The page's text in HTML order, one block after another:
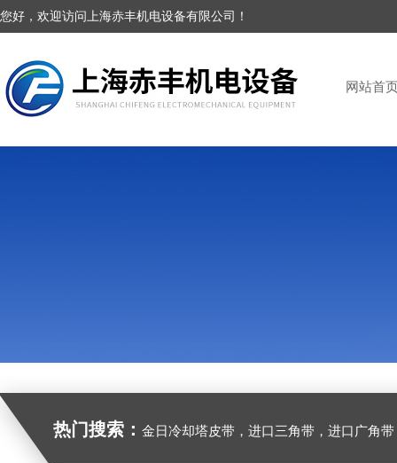
您好，欢迎访问上海赤丰机电设备有限公司！
网站首
热门搜索： 金日冷却塔皮带，进口三角带，进口广角带，进口同步带，进口空压机皮